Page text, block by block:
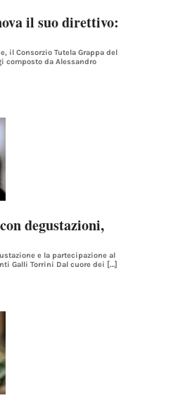
il suo direttivo:
il Consorzio Tutela Grappa del
composto da Alessandro
degustazioni,
e la partecipazione al
Galli Torrini Dal cuore dei […]